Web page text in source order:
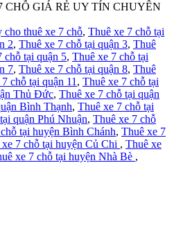
CHỖ GIÁ RẺ UY TÍN CHUYÊN
cho thuê xe 7 chỗ, Thuê xe 7 chỗ tại
2, Thuê xe 7 chỗ tại quận 3, Thuê
chỗ tại quận 5, Thuê xe 7 chỗ tại
7, Thuê xe 7 chỗ tại quận 8, Thuê
chỗ tại quận 11 , Thuê xe 7 chỗ tại
Thủ Đức, Thuê xe 7 chỗ tại quận
Bình Thạnh, Thuê xe 7 chỗ tại
quận Phú Nhuận, Thuê xe 7 chỗ
tại huyện Bình Chánh, Thuê xe 7
7 chỗ tại huyện Củ Chi , Thuê xe
xe 7 chỗ tại huyện Nhà Bè ,